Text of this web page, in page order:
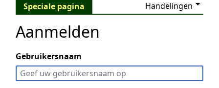
Speciale pagina Handelingen
Aanmelden
Gebruikersnaam